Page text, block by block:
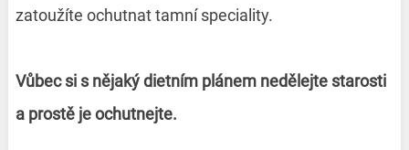
zatoužíte ochutnat tamní speciality.
Vůbec si s nějaký dietním plánem nedělejte starosti
a prostě je ochutnejte.